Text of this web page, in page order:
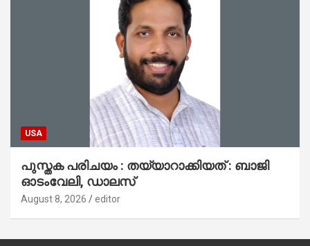
USA
പുസ്തക പരിചയം : തയ്യാറാക്കിയത് : ബാജി
ഓടംവേലി, ഡാലസ്
August 8, 2026 editor